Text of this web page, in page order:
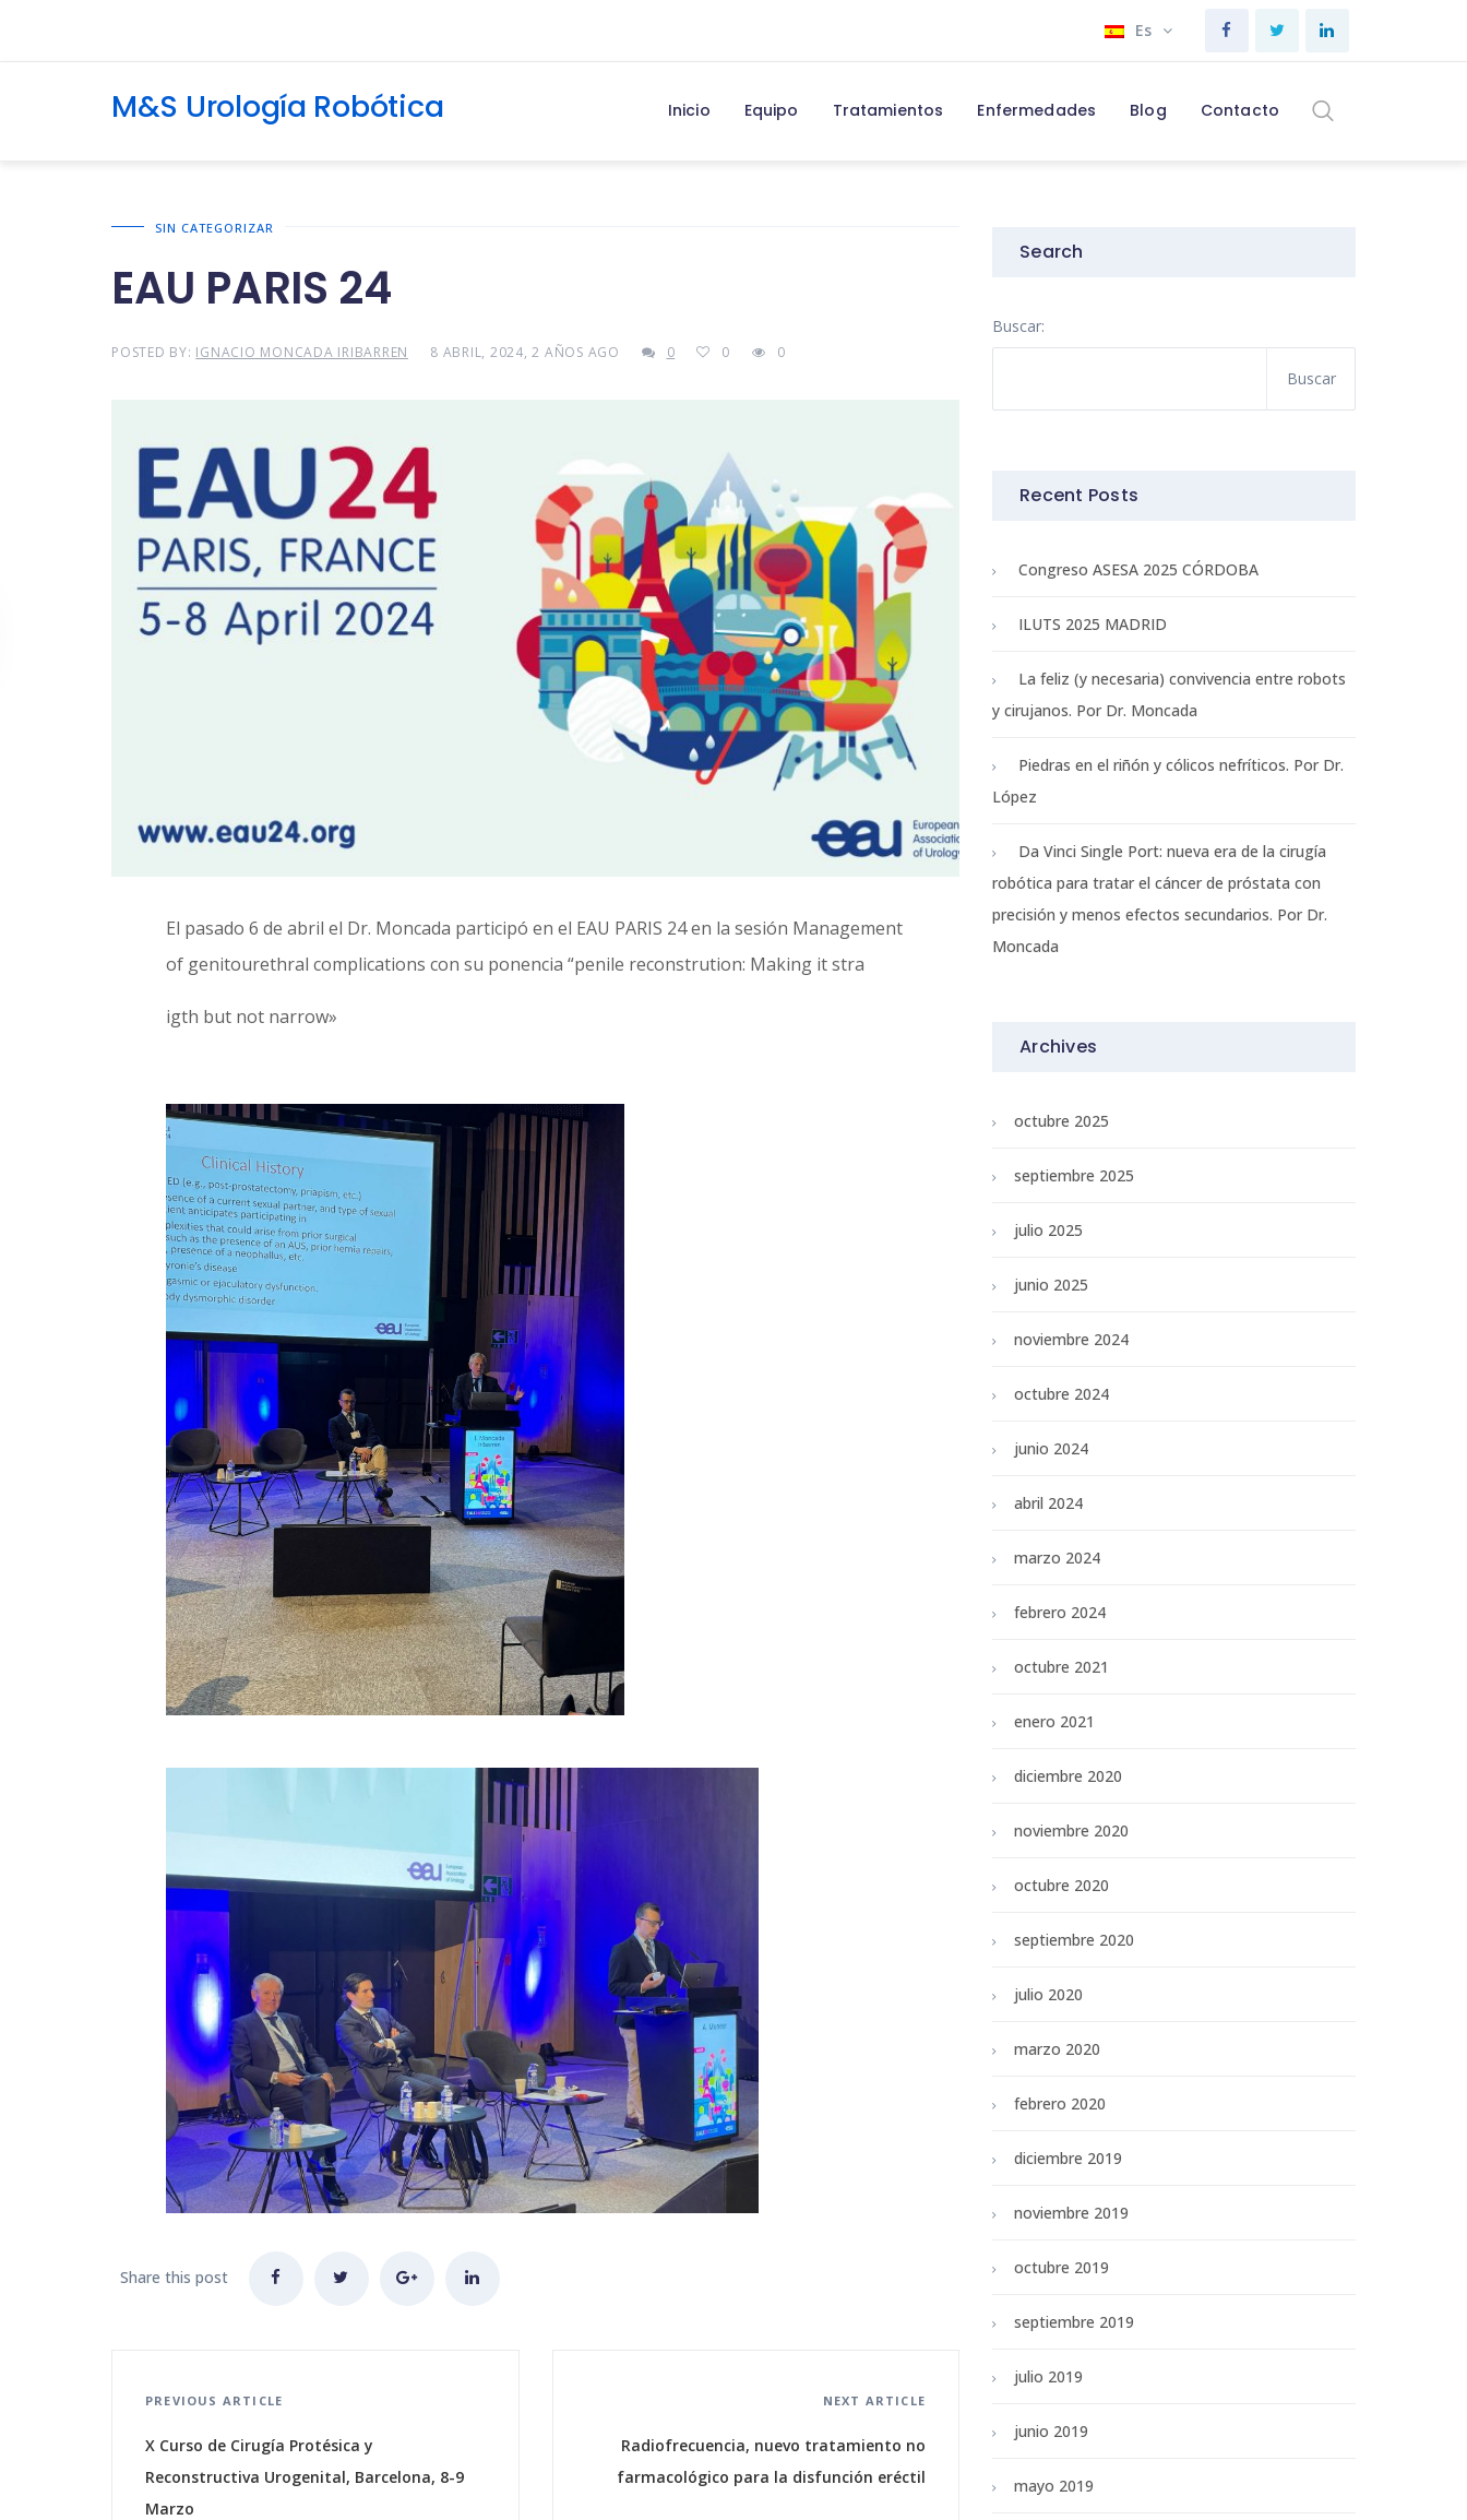
Es
M&S Urología Robótica Inicio Equipo Tratamientos Enfermedades Blog Contacto
SIN CATEGORIZAR
EAU PARIS 24
POSTED BY: IGNACIO MONCADA IRIBARREN 8 ABRIL, 2024, 2 AÑOS AGO 0 0 0
El pasado 6 de abril el Dr. Moncada participó en el EAU PARIS 24 en la sesión Management
of genitourethral complications con su ponencia “penile reconstrution: Making it stra
igth but not narrow»
Share this post
PREVIOUS ARTICLE
X Curso de Cirugía Protésica y
Reconstructiva Urogenital, Barcelona, 8-9
Marzo
NEXT ARTICLE
Radiofrecuencia, nuevo tratamiento no
farmacológico para la disfunción eréctil
Search
Buscar:
Recent Posts
Congreso ASESA 2025 CÓRDOBA
ILUTS 2025 MADRID
La feliz (y necesaria) convivencia entre robots
y cirujanos. Por Dr. Moncada
Piedras en el riñón y cólicos nefríticos. Por Dr.
López
Da Vinci Single Port: nueva era de la cirugía
robótica para tratar el cáncer de próstata con
precisión y menos efectos secundarios. Por Dr.
Moncada
Archives
octubre 2025
septiembre 2025
julio 2025
junio 2025
noviembre 2024
octubre 2024
junio 2024
abril 2024
marzo 2024
febrero 2024
octubre 2021
enero 2021
diciembre 2020
noviembre 2020
octubre 2020
septiembre 2020
julio 2020
marzo 2020
febrero 2020
diciembre 2019
noviembre 2019
octubre 2019
septiembre 2019
julio 2019
junio 2019
mayo 2019